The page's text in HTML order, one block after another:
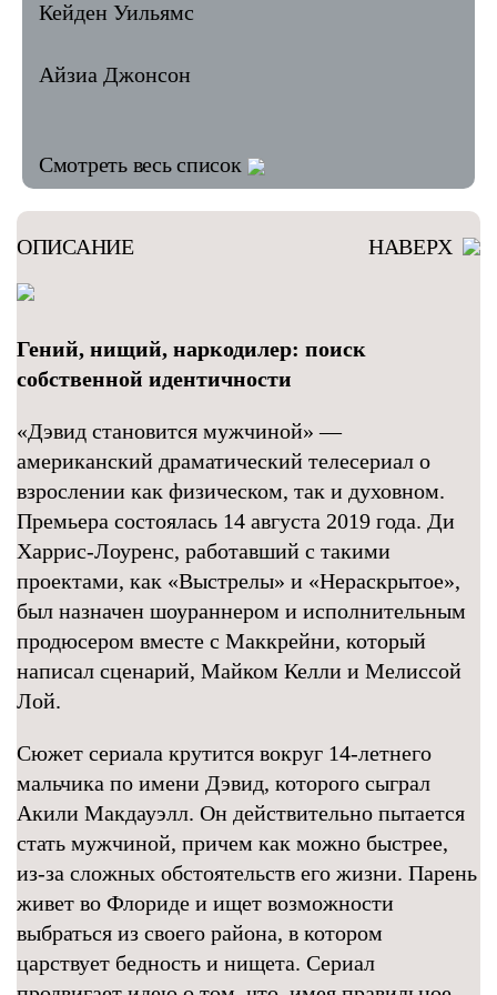
Кейден Уильямс
Айзиа Джонсон
Смотреть весь список
ОПИСАНИЕ НАВЕРХ
Гений, нищий, наркодилер: поиск
собственной идентичности
«Дэвид становится мужчиной» —
американский драматический телесериал о
взрослении как физическом, так и духовном.
Премьера состоялась 14 августа 2019 года. Ди
Харрис-Лоуренс, работавший с такими
проектами, как «Выстрелы» и «Нераскрытое»,
был назначен шоураннером и исполнительным
продюсером вместе с Маккрейни, который
написал сценарий, Майком Келли и Мелиссой
Лой.
Сюжет сериала крутится вокруг 14-летнего
мальчика по имени Дэвид, которого сыграл
Акили Макдауэлл. Он действительно пытается
стать мужчиной, причем как можно быстрее,
из-за сложных обстоятельств его жизни. Парень
живет во Флориде и ищет возможности
выбраться из своего района, в котором
царствует бедность и нищета. Сериал